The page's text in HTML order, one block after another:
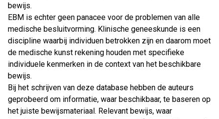
bewijs.
EBM is echter geen panacee voor de problemen van alle
medische besluitvorming. Klinische geneeskunde is een
discipline waarbij individuen betrokken zijn en daarom moet
de medische kunst rekening houden met specifieke
individuele kenmerken in de context van het beschikbare
bewijs.
Bij het schrijven van deze database hebben de auteurs
geprobeerd om informatie, waar beschikbaar, te baseren op
het juiste bewijsmateriaal. Relevant bewijs, waar